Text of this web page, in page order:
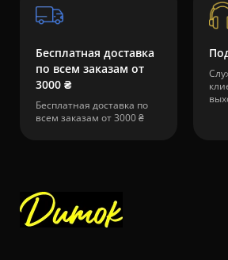
Бесплатная доставка
по всем заказам от
3000 ₴
Бесплатная доставка по
всем заказам от 3000 ₴